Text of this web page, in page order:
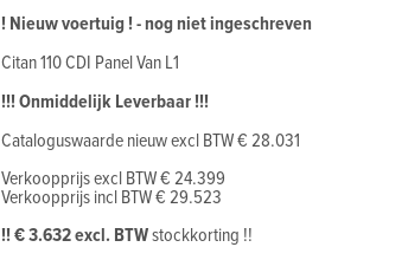
! Nieuw voertuig ! - nog niet ingeschreven
Citan 110 CDI Panel Van L1
!!! Onmiddelijk Leverbaar !!!
Cataloguswaarde nieuw excl BTW € 28.031
Verkoopprijs excl BTW € 24.399
Verkoopprijs incl BTW € 29.523
!! € 3.632 excl. BTWstockkorting !!